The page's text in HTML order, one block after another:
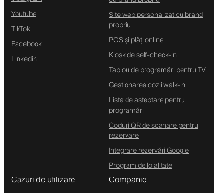
Youtube
TikTok
Facebook
Linkedin
Site web personalizat cu brand
propriu
POS și plăți online
Kiosk de self-check-in
Tablou de programări pentru TV
Gestionarea cozii walk-in
Lista de așteptare pentru
programări
Coduri QR de scanare pentru
rezervare
Integrare rezervări Google
Program de loialitate
Cazuri de utilizare Companie